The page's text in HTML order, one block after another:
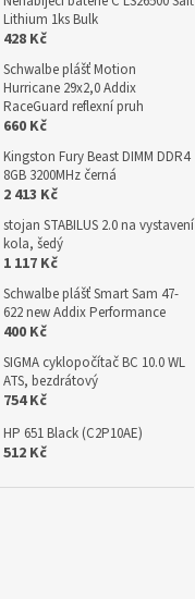
Lithium 1ks Bulk
428 Kč
Schwalbe plášť Motion
Hurricane 29x2,0 Addix
RaceGuard reflexní pruh
660 Kč
Kingston Fury Beast DIMM DDR4
8GB 3200MHz černá
2 413 Kč
stojan STABILUS 2.0 na vystavení
kola, šedý
1 117 Kč
Schwalbe plášť Smart Sam 47-
622 new Addix Performance
400 Kč
SIGMA cyklopočítač BC 10.0 WL
ATS, bezdrátový
754 Kč
HP 651 Black (C2P10AE)
512 Kč